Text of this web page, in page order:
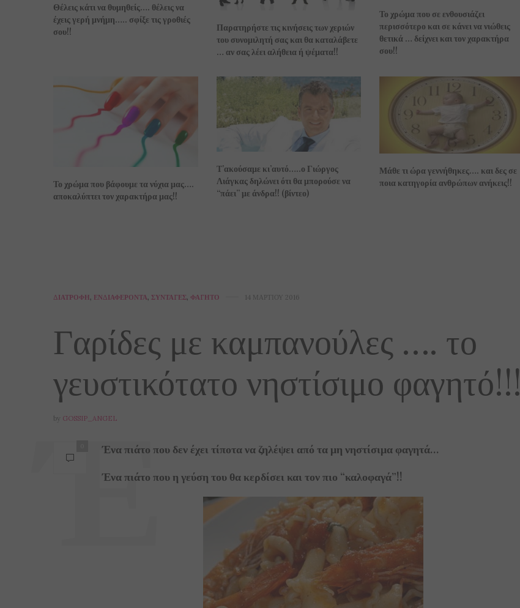
Θέλεις κάτι να θυμηθείς…. θέλεις να
έχεις γερή μνήμη….. σφίξε τις γροθιές
σου!!
Παρατηρήστε τις κινήσεις των χεριών
του συνομιλητή σας και θα καταλάβετε
… αν σας λέει αλήθεια ή ψέματα!!
Το χρώμα που σε ενθουσιάζει
περισσότερο και σε κάνει να νιώθεις
θετικά … δείχνει και τον χαρακτήρα
σου!!
Το χρώμα που βάφουμε τα νύχια μας….
αποκαλύπτει τον χαρακτήρα μας!!
Τ’ακούσαμε κι’αυτό…..ο Γιώργος
Λιάγκας δηλώνει ότι θα μπορούσε να
“πάει” με άνδρα!! (βίντεο)
Μάθε τι ώρα γεννήθηκες…. και δες σε
ποια κατηγορία ανθρώπων ανήκεις!!
ΔΙΑΤΡΟΦΉ, ΕΝΔΙΑΦΈΡΟΝΤΑ, ΣΥΝΤΑΓΈΣ, ΦΑΓΗΤΌ 14 ΜΑΡΤΊΟΥ 2016
Γαρίδες με καμπανούλες …. το
γευστικότατο νηστίσιμο φαγητό!!!
by GOSSIP_ANGEL
Ένα πιάτο που δεν έχει τίποτα να ζηλέψει από τα μη νηστίσιμα φαγητά…
Ένα πιάτο που η γεύση του θα κερδίσει και τον πιο “καλοφαγά”!!